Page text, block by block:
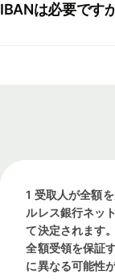
IBANは必要です
1 受取人が全額
ルレス銀行ネッ
て決定されます
全額受領を保証
に異なる可能性